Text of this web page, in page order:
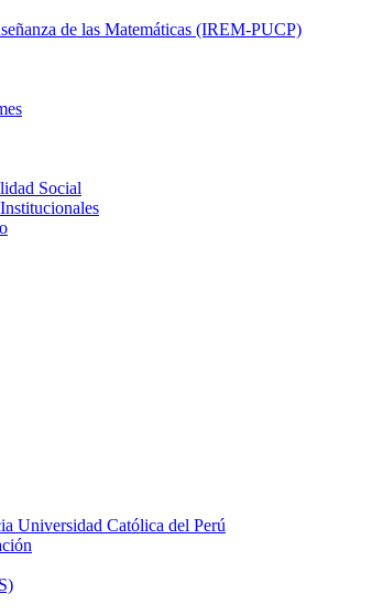
de las Matemáticas (IREM-PUCP)
Social
Universidad Católica del Perú